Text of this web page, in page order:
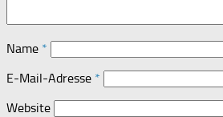
Name *
E-Mail-Adresse *
Website